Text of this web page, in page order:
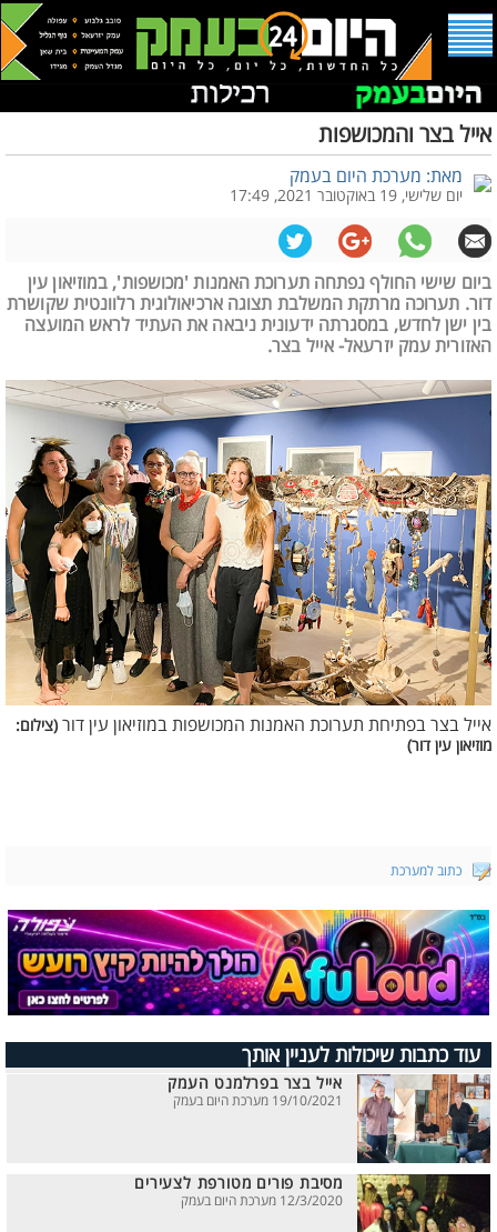
אייל בצר והמכושפות
מאת: מערכת היום בעמק
יום שלישי, 19 באוקטובר 2021, 17:49
ביום שישי החולף נפתחה תערוכת האמנות 'מכושפות', במוזיאון עין
דור. תערוכה מרתקת המשלבת תצוגה ארכיאולוגית רלוונטית שקושרת
בין ישן לחדש, במסגרתה ידעונית ניבאה את העתיד לראש המועצה
האזורית עמק יזרעאל- אייל בצר.
אייל בצר בפתיחת תערוכת האמנות המכושפות במוזיאון עין דור (צילום:
מוזיאון עין דור)
כתוב למערכת
עוד כתבות שיכולות לעניין אותך
אייל בצר בפרלמנט העמק
19/10/2021 מערכת היום בעמק
מסיבת פורים מטורפת לצעירים
12/3/2020 מערכת היום בעמק